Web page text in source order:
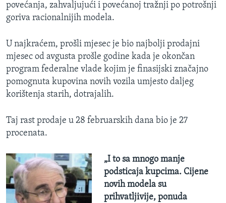
povećanja, zahvaljujući i povećanoj tražnji po potrošnji
goriva racionalnijih modela.
U najkraćem, prošli mjesec je bio najbolji prodajni
mjesec od avgusta prošle godine kada je okončan
program federalne vlade kojim je finasijski značajno
pomognuta kupovina novih vozila umjesto daljeg
korištenja starih, dotrajalih.
Taj rast prodaje u 28 februarskih dana bio je 27
procenata.
„I to sa mnogo manje
podsticaja kupcima. Cijene
novih modela su
prihvatljivije, ponuda